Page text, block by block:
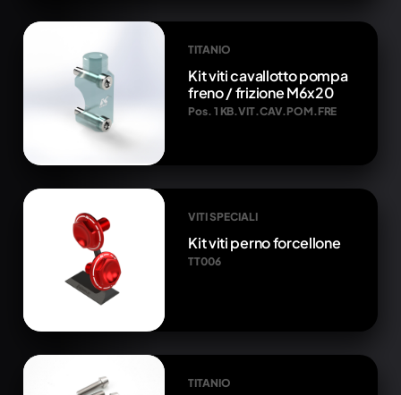
TITANIO
Kit viti cavallotto pompa
freno / frizione M6x20
Pos. 1 KB.VIT.CAV.POM.FRE
VITI SPECIALI
Kit viti perno forcellone
TT006
TITANIO